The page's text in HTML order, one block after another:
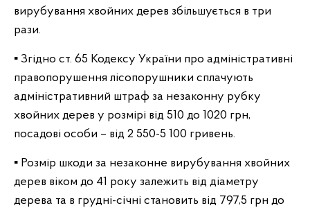
вирубування хвойних дерев збільшується в три
рази.
▪️ Згідно ст. 65 Кодексу України про адміністративні
правопорушення лісопорушники сплачують
адміністративний штраф за незаконну рубку
хвойних дерев у розмірі від 510 до 1020 грн,
посадові особи – від 2 550-5 100 гривень.
▪️ Розмір шкоди за незаконне вирубування хвойних
дерев віком до 41 року залежить від діаметру
дерева та в грудні-січні становить від 797,5 грн до